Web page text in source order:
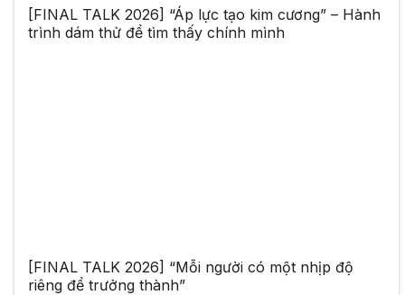
[FINAL TALK 2026] “Áp lực tạo kim cương” – Hành
trình dám thử để tìm thấy chính mình
[FINAL TALK 2026] “Mỗi người có một nhịp độ
riêng để trưởng thành”